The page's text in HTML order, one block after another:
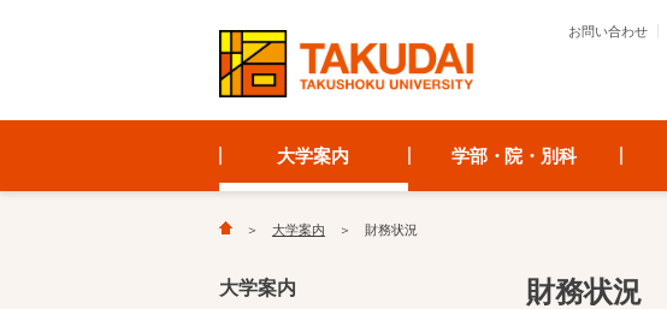
お問い合わせ
大学案内 学部・院・別科
大学案内 財務状況
財務状況
大学案内